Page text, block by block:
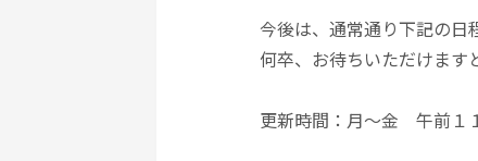
今後は、通常通り下記の日
何卒、お待ちいただけます
更新時間：月～金 午前１